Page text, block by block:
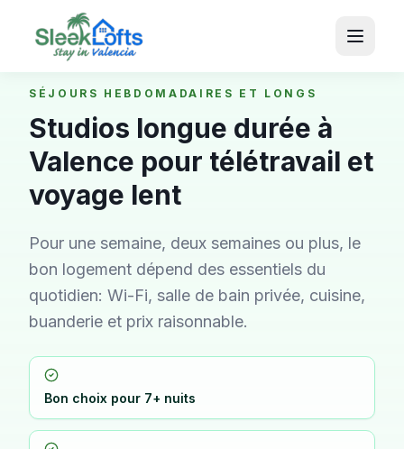
SÉJOURS HEBDOMADAIRES ET LONGS
Studios longue durée à
Valence pour télétravail et
voyage lent
Pour une semaine, deux semaines ou plus, le
bon logement dépend des essentiels du
quotidien: Wi-Fi, salle de bain privée, cuisine,
buanderie et prix raisonnable.
Bon choix pour 7+ nuits